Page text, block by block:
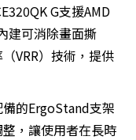
G支援AMD
建可消除畫面撕
VRR）技術，提供
的ErgoStand支架
，讓使用者在長時